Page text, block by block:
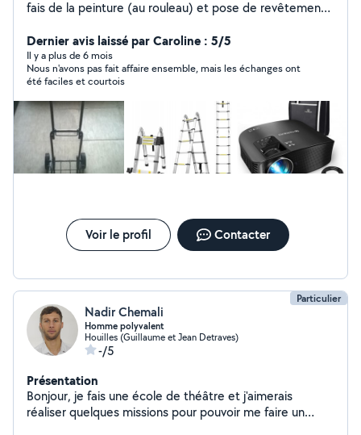
fais de la peinture (au rouleau) et pose de revêtements
voiture, un scooter, chargeur de batterie pour voiture,
vélo, trottinette, siège auto bébé, Karcher, nettoyeur
vapeur, shampouineuse, poste à souder...
Dernier avis laissé par Caroline : 5/5
Il y a plus de 6 mois
Nous n'avons pas fait affaire ensemble, mais les échanges ont
été faciles et courtois
Voir le profil Contacter
Particulier
Nadir Chemali
Homme polyvalent
Houilles (Guillaume et Jean Detraves)
-/5
Présentation
Bonjour, je fais une école de théâtre et j'aimerais
réaliser quelques missions pour pouvoir me faire un